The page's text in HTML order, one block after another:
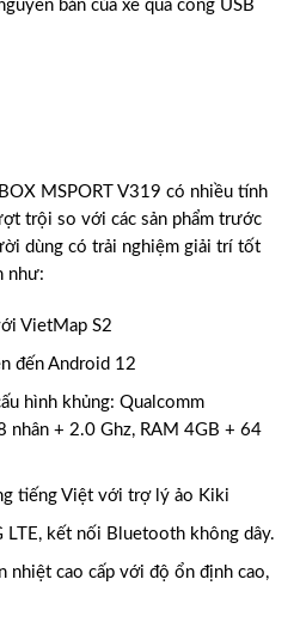
bản của xe qua cổng USB
MSPORT V319 có nhiều tính
trội so với các sản phẩm trước
dùng có trải nghiệm giải trí tốt
như:
VietMap S2
đến Android 12
hình khủng: Qualcomm
nhân + 2.0 Ghz, RAM 4GB + 64
tiếng Việt với trợ lý ảo Kiki
LTE, kết nối Bluetooth không dây.
nhiệt cao cấp với độ ổn định cao,